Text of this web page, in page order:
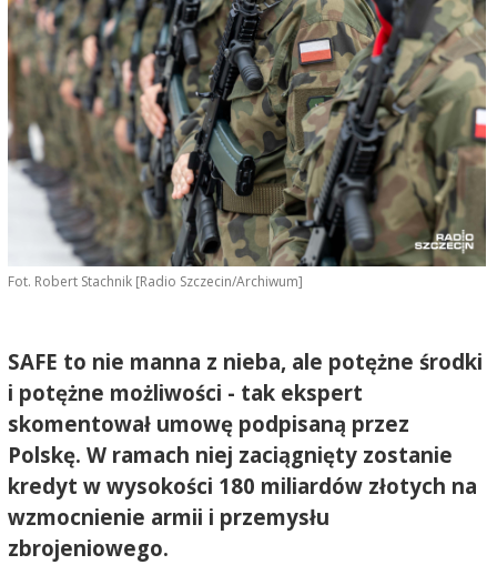
Fot. Robert Stachnik [Radio Szczecin/Archiwum]
SAFE to nie manna z nieba, ale potężne środki
i potężne możliwości - tak ekspert
skomentował umowę podpisaną przez
Polskę. W ramach niej zaciągnięty zostanie
kredyt w wysokości 180 miliardów złotych na
wzmocnienie armii i przemysłu
zbrojeniowego.